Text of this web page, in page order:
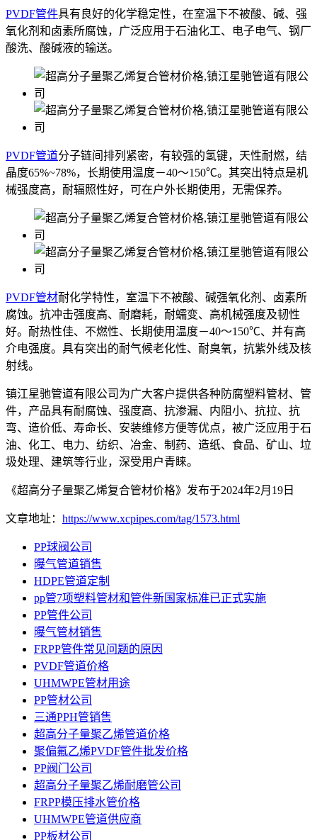
PVDF管件具有良好的化学稳定性，在室温下不被酸、碱、强
氧化剂和卤素所腐蚀，广泛应用于石油化工、电子电气、钢厂
酸洗、酸碱液的输送。
PVDF管道分子链间排列紧密，有较强的氢键，天性耐燃，结
晶度65%~78%，长期使用温度－40～150℃。其突出特点是机
械强度高，耐辐照性好，可在户外长期使用，无需保养。
PVDF管材耐化学特性，室温下不被酸、碱强氧化剂、卤素所
腐蚀。抗冲击强度高、耐磨耗，耐蠕变、高机械强度及韧性
好。耐热性佳、不燃性、长期使用温度－40～150℃、并有高
介电强度。具有突出的耐气候老化性、耐臭氧，抗紫外线及核
射线。
镇江星驰管道有限公司为广大客户提供各种防腐塑料管材、管
件，产品具有耐腐蚀、强度高、抗渗漏、内阻小、抗拉、抗
弯、造价低、寿命长、安装维修方便等优点，被广泛应用于石
油、化工、电力、纺织、冶金、制药、造纸、食品、矿山、垃
圾处理、建筑等行业，深受用户青睐。
《超高分子量聚乙烯复合管材价格》发布于2024年2月19日
文章地址： https://www.xcpipes.com/tag/1573.html
PP球阀公司
曝气管道销售
HDPE管道定制
pp管7项塑料管材和管件新国家标准已正式实施
PP管件公司
曝气管材销售
FRPP管件常见问题的原因
PVDF管道价格
UHMWPE管材用途
PP管材公司
三通PPH管销售
超高分子量聚乙烯管道价格
聚偏氟乙烯PVDF管件批发价格
PP阀门公司
超高分子量聚乙烯耐磨管公司
FRPP模压排水管价格
UHMWPE管道供应商
PP板材公司